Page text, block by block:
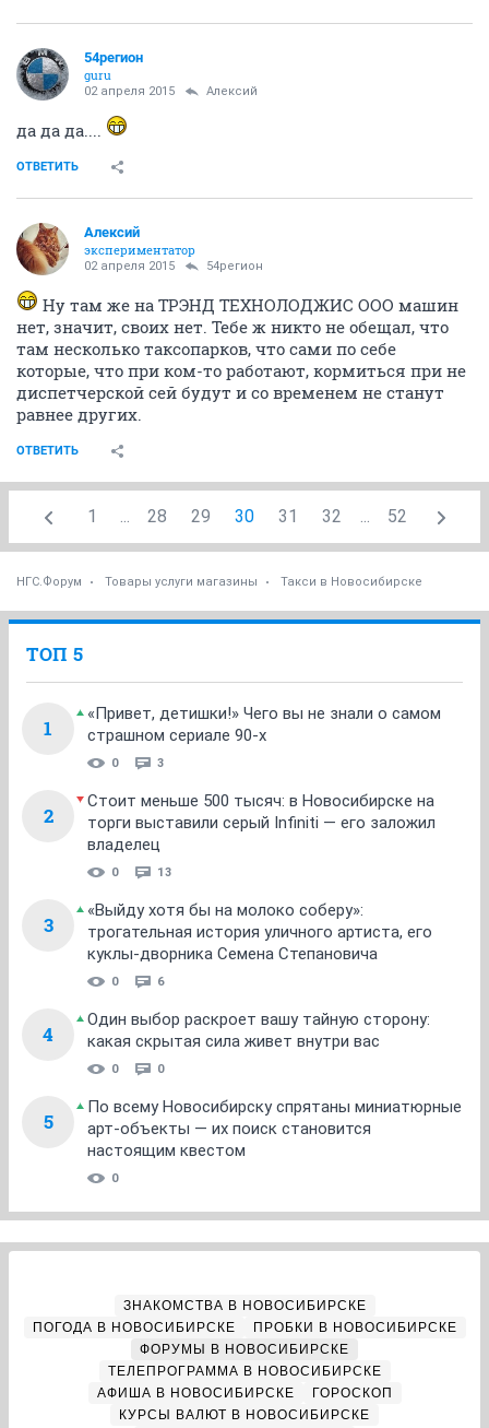
54регион
guru
02 апреля 2015 Алексий
да да да....
ОТВЕТИТЬ
Алексий
экспериментатор
02 апреля 2015 54регион
Ну там же на ТРЭНД ТЕХНОЛОДЖИС ООО машин
нет, значит, своих нет. Тебе ж никто не обещал, что
там несколько таксопарков, что сами по себе
которые, что при ком-то работают, кормиться при не
диспетчерской сей будут и со временем не станут
равнее других.
ОТВЕТИТЬ
1 ... 28 29 30 31 32 ... 52
НГС.Форум Товары услуги магазины Такси в Новосибирске
ТОП 5
1
«Привет, детишки!» Чего вы не знали о самом
страшном сериале 90-х
0 3
2
Стоит меньше 500 тысяч: в Новосибирске на
торги выставили серый Infiniti — его заложил
владелец
0 13
3
«Выйду хотя бы на молоко соберу»:
трогательная история уличного артиста, его
куклы-дворника Семена Степановича
0 6
4
Один выбор раскроет вашу тайную сторону:
какая скрытая сила живет внутри вас
0 0
5
По всему Новосибирску спрятаны миниатюрные
арт-объекты — их поиск становится
настоящим квестом
0
ЗНАКОМСТВА В НОВОСИБИРСКЕ
ПОГОДА В НОВОСИБИРСКЕ
ПРОБКИ В НОВОСИБИРСКЕ
ФОРУМЫ В НОВОСИБИРСКЕ
ТЕЛЕПРОГРАММА В НОВОСИБИРСКЕ
АФИША В НОВОСИБИРСКЕ
ГОРОСКОП
КУРСЫ ВАЛЮТ В НОВОСИБИРСКЕ